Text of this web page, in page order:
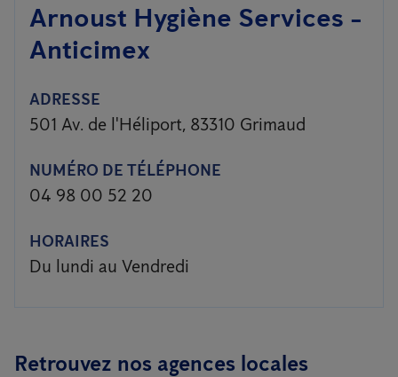
Arnoust Hygiène Services -
Anticimex
ADRESSE
501 Av. de l'Héliport, 83310 Grimaud
NUMÉRO DE TÉLÉPHONE
04 98 00 52 20
HORAIRES
Du lundi au Vendredi
Retrouvez nos agences locales